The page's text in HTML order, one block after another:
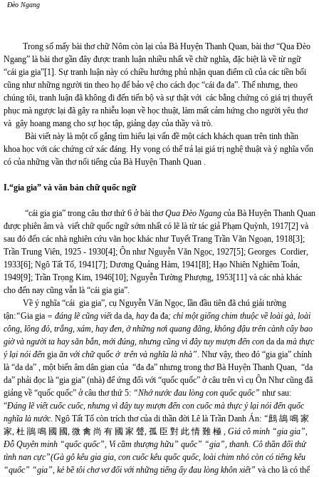
Đèo Ngang
Trong số mấy bài thơ chữ Nôm còn lại của Bà Huyện Thanh Quan, bài thơ “Qua Đèo
Ngang” là bài thơ gần đây được tranh luận nhiều nhất về chữ nghĩa, đặc biệt là về từ ngữ
“cái gia gia”[1]. Sự tranh luận này có chiều hướng phủ nhận quan điểm cũ của các tiền bối
cũng như những người tin theo họ để bảo vệ cho cách đọc “cái đa đa”. Thế nhưng, theo
chúng tôi, tranh luận đã không đi đến tiến bộ và sự thật với các bằng chứng có giá trị thuyết
phục mà ngược lại đã gây ra nhiễu loạn về học thuật, làm mất cảm hứng cho người yêu thơ
và gây hoang mang cho sự học tập, giảng dạy của thầy và trò.
Bài viết này là một cố gắng tìm hiểu lại vấn đề một cách khách quan trên tinh thần
khoa học với các chứng cứ xác đáng. Hy vọng có thể trả lại giá trị nghệ thuật và ý nghĩa vốn
có của những vần thơ nổi tiếng của Bà Huyện Thanh Quan .
I.“gia gia” và văn bản chữ quốc ngữ
“cái gia gia” trong câu thơ thứ 6 ở bài thơQua Đèo Ngang của Bà Huyện Thanh Quan
được phiên âm và viết chữ quốc ngữ sớm nhất có lẽ là từ tác giả Phạm Quỳnh, 1917[2] và
sau đó đến các nhà nghiên cứu văn học khác như Tuyết Trang Trần Văn Ngoạn, 1918[3];
Trần Trung Viên, 1925 - 1930[4]; Ôn như Nguyễn Văn Ngọc, 1927[5]; Georges Cordier,
1933[6]; Ngô Tất Tố, 1941[7]; Dương Quảng Hàm, 1941[8]; Hạo Nhiên Nghiêm Toản,
1949[9]; Trần Trọng Kim, 1946[10]; Nguyễn Tường Phượng, 1953[11] và các nhà khác
cho đến nay cũng vẫn là “cái gia gia”.
Về ý nghĩa “cái gia gia”, cụ Nguyễn Văn Ngọc, lần đầu tiên đã chú giải tường
tận:“Gia gia = đáng lẽ cũng viếtda da, hayđa đa; chỉ một giống chim thuộc về loài gà, loài
công, lông đỏ, trắng, xám, hay đen, ở những nơì quang đãng, không đậu trên cành cây bao
giờ và người ta hay săn bắn, mới đúng, nhưng cũng vì đây tuy mượn đến con da da mà thực
ý lại nói đến gia ăn với chữquốc ở trên và nghĩa là nhà”. Như vậy, theo đó “gia gia” chính
là “da da” , một biến âm dân gian của “đa đa” nhưng trong thơ Bà Huyện Thanh Quan, “da
da” phải đọc là “gia gia” (nhà) để ứng đối với “quốc quốc” ở câu trên vì cụ Ôn Như cũng đã
giảng về “quốc quốc” ở câu thơ thứ 5: “Nhớ nước đau lòng con quốc quốc” như sau:
“Đáng lẽ viếtcuốc cuốc, nhưng vì đây tuy mượn đến con cuốcmà thực ý lại nói đến quốc
nghĩa là nước. Ngô Tất Tố còn trích thơ của di thần đời Lê là Trần Danh Án: “鷓 鴣 鳴 家
家, 杜 鵑 鳴 國 國, 微 禽 尚 有 國 家 聲, 孤 臣 對 此 情 難 極 , Giá cô minh “gia gia”,
Đỗ Quyên minh “quốc quốc”, Vi cầm thượng hữu” quốc” “gia”, thanh. Cô thần đối thử
tình nan cực”(Gà gô kêu gia gia, con cuốc kêu quốc quốc, loài chim nhỏ còn có tiếng kêu
“quốc” “gia”, kẻ bề tôi chơ vơ đối với những tiếng ấy đau lòng khôn xiết” và cho là có thể